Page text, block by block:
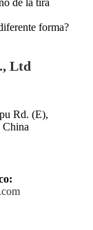
forma?
Ltd
Rd. (E),